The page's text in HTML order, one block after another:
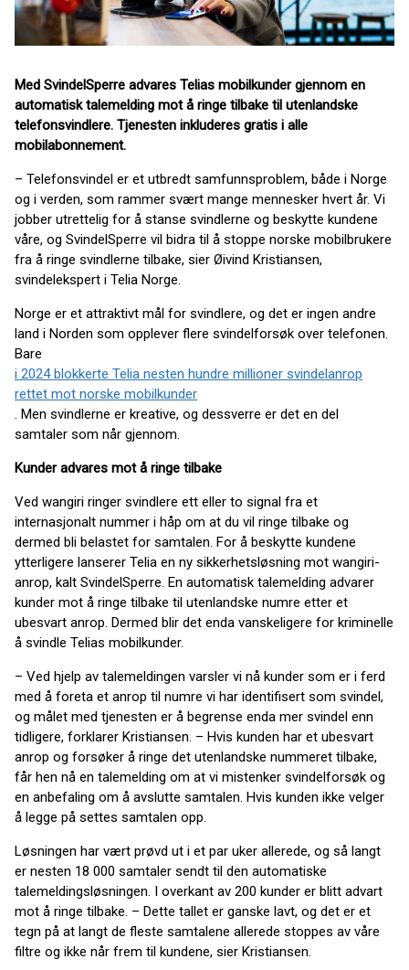
Med SvindelSperre advares Telias mobilkunder gjennom en
automatisk talemelding mot å ringe tilbake til utenlandske
telefonsvindlere. Tjenesten inkluderes gratis i alle
mobilabonnement.
– Telefonsvindel er et utbredt samfunnsproblem, både i Norge
og i verden, som rammer svært mange mennesker hvert år. Vi
jobber utrettelig for å stanse svindlerne og beskytte kundene
våre, og SvindelSperre vil bidra til å stoppe norske mobilbrukere
fra å ringe svindlerne tilbake, sier Øivind Kristiansen,
svindelekspert i Telia Norge.
Norge er et attraktivt mål for svindlere, og det er ingen andre
land i Norden som opplever flere svindelforsøk over telefonen.
Bare
i 2024 blokkerte Telia nesten hundre millioner svindelanrop
rettet mot norske mobilkunder
. Men svindlerne er kreative, og dessverre er det en del
samtaler som når gjennom.
Kunder advares mot å ringe tilbake
Ved wangiri ringer svindlere ett eller to signal fra et
internasjonalt nummer i håp om at du vil ringe tilbake og
dermed bli belastet for samtalen. For å beskytte kundene
ytterligere lanserer Telia en ny sikkerhetsløsning mot wangiri-
anrop, kalt SvindelSperre. En automatisk talemelding advarer
kunder mot å ringe tilbake til utenlandske numre etter et
ubesvart anrop. Dermed blir det enda vanskeligere for kriminelle
å svindle Telias mobilkunder.
– Ved hjelp av talemeldingen varsler vi nå kunder som er i ferd
med å foreta et anrop til numre vi har identifisert som svindel,
og målet med tjenesten er å begrense enda mer svindel enn
tidligere, forklarer Kristiansen. – Hvis kunden har et ubesvart
anrop og forsøker å ringe det utenlandske nummeret tilbake,
får hen nå en talemelding om at vi mistenker svindelforsøk og
en anbefaling om å avslutte samtalen. Hvis kunden ikke velger
å legge på settes samtalen opp.
Løsningen har vært prøvd ut i et par uker allerede, og så langt
er nesten 18 000 samtaler sendt til den automatiske
talemeldingsløsningen. I overkant av 200 kunder er blitt advart
mot å ringe tilbake. – Dette tallet er ganske lavt, og det er et
tegn på at langt de fleste samtalene allerede stoppes av våre
filtre og ikke når frem til kundene, sier Kristiansen.